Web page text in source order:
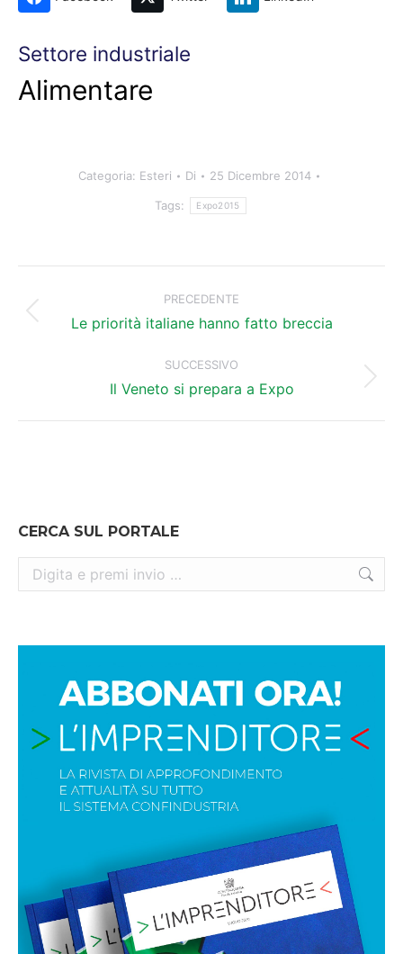
Settore industriale
Alimentare
Categoria: Esteri Di 25 Dicembre 2014
Tags: Expo2015
tra
PRECEDENTE
Post
Le priorità italiane hanno fatto breccia
SUCCESSIVO
Prossimo
post:
Il Veneto si prepara a Expo
CERCA SUL PORTALE
Cerca: